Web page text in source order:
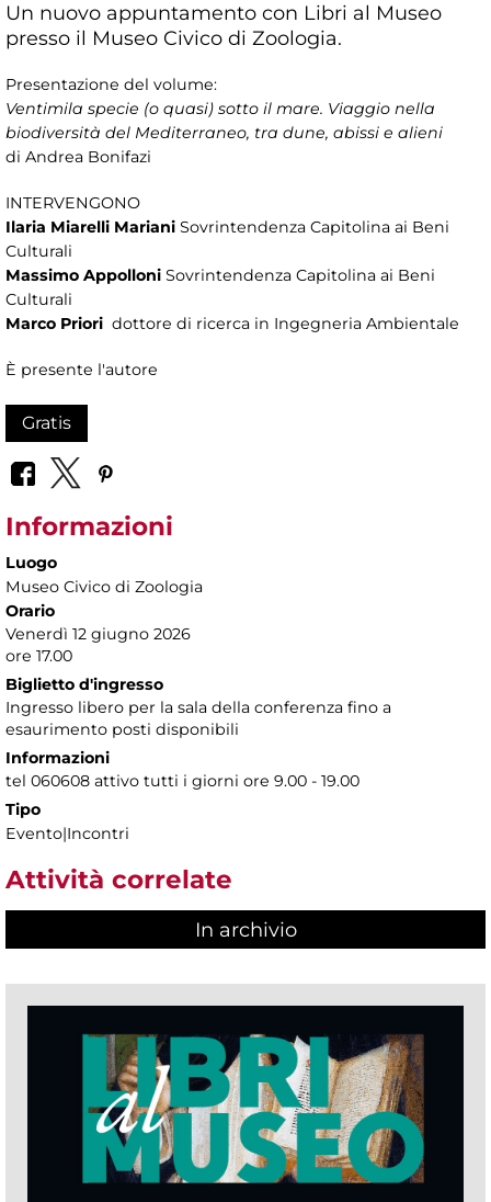
Un nuovo appuntamento con Libri al Museo
presso il Museo Civico di Zoologia.
Presentazione del volume:
Ventimila specie (o quasi) sotto il mare. Viaggio nella
biodiversità del Mediterraneo, tra dune, abissi e alieni
di Andrea Bonifazi
INTERVENGONO
Ilaria Miarelli Mariani Sovrintendenza Capitolina ai Beni
Culturali
Massimo Appolloni Sovrintendenza Capitolina ai Beni
Culturali
Marco Priori dottore di ricerca in Ingegneria Ambientale
È presente l'autore
Gratis
Informazioni
Luogo
Museo Civico di Zoologia
Orario
Venerdì 12 giugno 2026
ore 17.00
Biglietto d'ingresso
Ingresso libero per la sala della conferenza fino a
esaurimento posti disponibili
Informazioni
tel 060608 attivo tutti i giorni ore 9.00 - 19.00
Tipo
Evento|Incontri
Attività correlate
In archivio